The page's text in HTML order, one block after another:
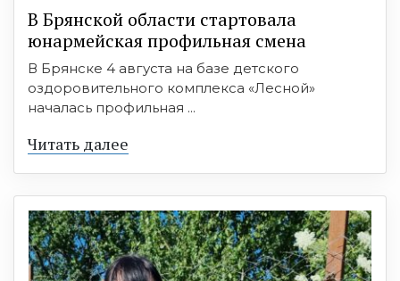
В Брянской области стартовала
юнармейская профильная смена
В Брянске 4 августа на базе детского
оздоровительного комплекса «Лесной»
началась профильная ...
Читать далее